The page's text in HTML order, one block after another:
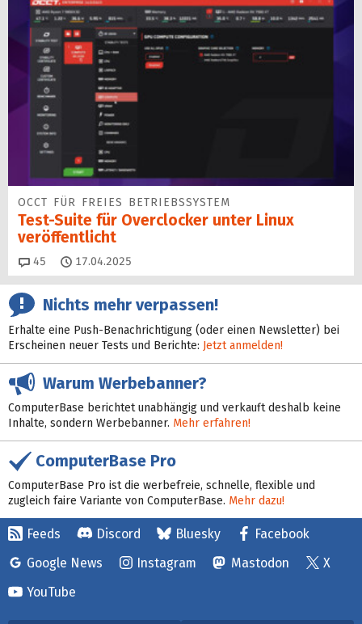
OCCT FÜR FREIES BETRIEBSSYSTEM
Test-Suite für Overclocker unter Linux
veröffentlicht
45 Kommentare
17.04.2025
Nichts mehr verpassen!
Erhalte eine Push-Benachrichtigung (oder einen Newsletter) bei
Erscheinen neuer Tests und Berichte: Jetzt anmelden!
Warum Werbebanner?
ComputerBase berichtet unabhängig und verkauft deshalb keine
Inhalte, sondern Werbebanner. Mehr erfahren!
ComputerBase Pro
ComputerBase Pro ist die werbefreie, schnelle, flexible und
zugleich faire Variante von ComputerBase. Mehr dazu!
Feeds Discord Bluesky
Facebook
Google News
Instagram Mastodon
X
YouTube